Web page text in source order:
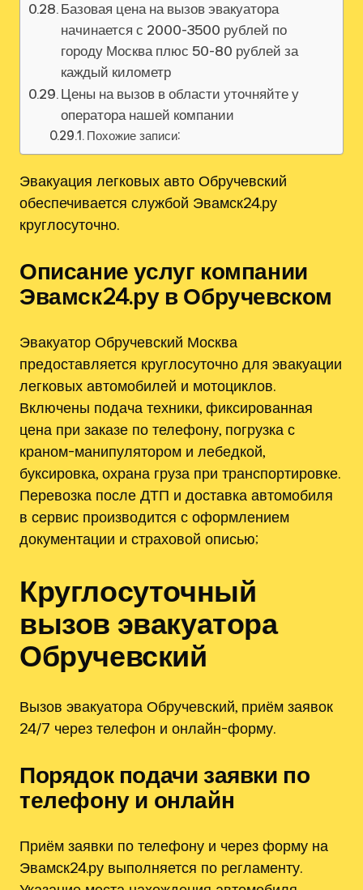
Базовая цена на вызов эвакуатора
начинается с 2000-3500 рублей по
городу Москва плюс 50-80 рублей за
каждый километр
Цены на вызов в области уточняйте у
оператора нашей компании
Похожие записи:
Эвакуация легковых авто Обручевский
обеспечивается службой Эвамск24.ру
круглосуточно.
Описание услуг компании
Эвамск24.ру в Обручевском
Эвакуатор Обручевский Москва
предоставляется круглосуточно для эвакуации
легковых автомобилей и мотоциклов.
Включены подача техники, фиксированная
цена при заказе по телефону, погрузка с
краном-манипулятором и лебедкой,
буксировка, охрана груза при транспортировке.
Перевозка после ДТП и доставка автомобиля
в сервис производится с оформлением
документации и страховой описью;
Круглосуточный
вызов эвакуатора
Обручевский
Вызов эвакуатора Обручевский, приём заявок
24/7 через телефон и онлайн-форму.
Порядок подачи заявки по
телефону и онлайн
Приём заявки по телефону и через форму на
Эвамск24.ру выполняется по регламенту.